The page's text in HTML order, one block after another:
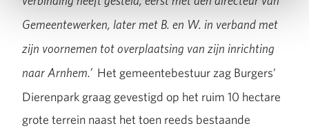
Gemeentewerken, later met B. en W. in verband met
zijn voornemen tot overplaatsing van zijn inrichting
naar Arnhem.’ Het gemeentebestuur zag Burgers’
Dierenpark graag gevestigd op het ruim 10 hectare
grote terrein naast het toen reeds bestaande